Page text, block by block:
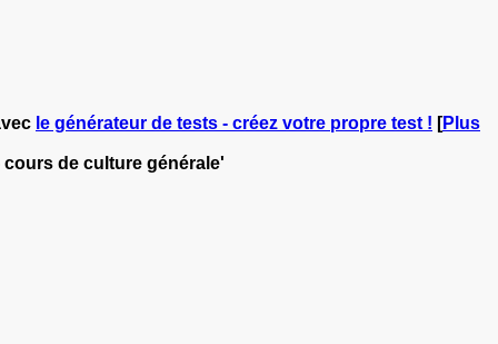
le générateur de tests - créez votre propre test ! [Plus
de culture générale'